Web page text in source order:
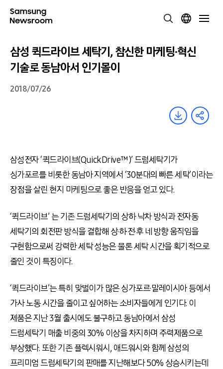
삼성 퀵드라이브 세탁기, 참신한 마케팅·혁신
기술로 동남아서 인기몰이
2018/07/26
삼성전자 ‘퀵드라이브(QuickDrive™)’ 드럼세탁기가
싱가포르를 비롯한 동남아 지역에서 ‘30분대의 빠른 세탁’이라는
장점을 살린 현지 마케팅으로 좋은 반응을 얻고 있다.
‘퀵드라이브’ 는 기존 드럼세탁기의 상하 낙차 방식과 전자동
세탁기의 회전판 방식을 결합해 상·하·전·후 네 방향 움직임을
구현함으로써 강력한 세탁 성능은 물론 세탁 시간을 획기적으로
줄인 것이 특징이다.
‘퀵드라이브’는 특히 맞벌이가 많은 싱가포르·말레이시아 등에서
가사 노동 시간을 줄이고 싶어하는 소비자들에게 인기다. 이
제품은 지난 3월 출시에도 불구하고 동남아에서 삼성
드럼세탁기 매출 비중의 30% 이상을 차지하며 주력제품으로
부상했다. 또한 기존 플렉시워시, 애드워시와 함께 삼성의
프리미엄 드럼세탁기의 판매를 지난해보다 50% 상승시키는데